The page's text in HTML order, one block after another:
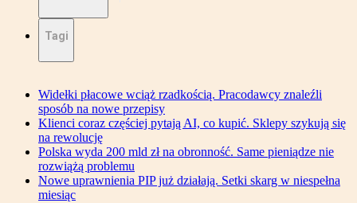
Tagi
Widełki płacowe wciąż rzadkością. Pracodawcy znaleźli
sposób na nowe przepisy
Klienci coraz częściej pytają AI, co kupić. Sklepy szykują się
na rewolucję
Polska wyda 200 mld zł na obronność. Same pieniądze nie
rozwiążą problemu
Nowe uprawnienia PIP już działają. Setki skarg w niespełna
miesiąc